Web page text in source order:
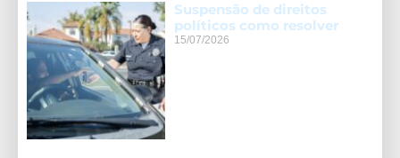
Suspensão de direitos
políticos como resolver
15/07/2026